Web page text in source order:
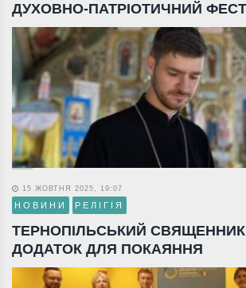
ДУХОВНО-ПАТРІОТИЧНИЙ
15 ЖОВТНЯ 2025, 19:07
НОВИНИ РЕЛІГІЯ
ТЕРНОПІЛЬСЬКИЙ
ДОДАТОК ДЛЯ ПОКАЯННЯ